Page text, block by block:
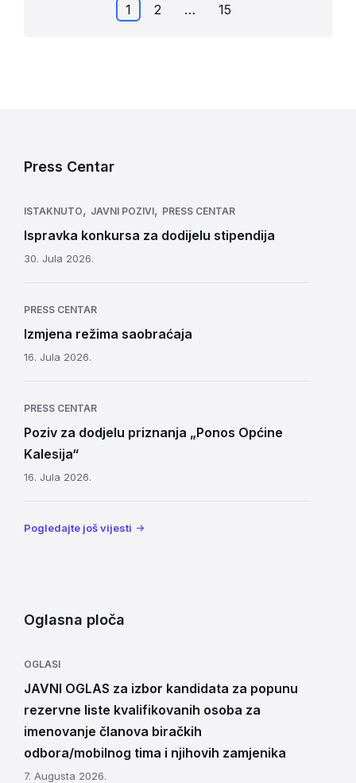
1 2 … 15
Press Centar
ISTAKNUTO, JAVNI POZIVI, PRESS CENTAR
Ispravka konkursa za dodijelu stipendija
30. Jula 2026.
PRESS CENTAR
Izmjena režima saobraćaja
16. Jula 2026.
PRESS CENTAR
Poziv za dodjelu priznanja „Ponos Općine
Kalesija“
16. Jula 2026.
Pogledajte još vijesti
Oglasna ploča
OGLASI
JAVNI OGLAS za izbor kandidata za popunu
rezervne liste kvalifikovanih osoba za
imenovanje članova biračkih
odbora/mobilnog tima i njihovih zamjenika
7. Augusta 2026.